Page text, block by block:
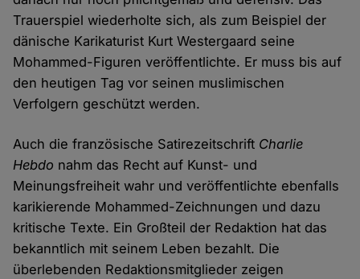
Trauerspiel wiederholte sich, als zum Beispiel der
dänische Karikaturist Kurt Westergaard seine
Mohammed-Figuren veröffentlichte. Er muss bis auf
den heutigen Tag vor seinen muslimischen
Verfolgern geschützt werden.
Auch die französische Satirezeitschrift Charlie
Hebdo nahm das Recht auf Kunst- und
Meinungsfreiheit wahr und veröffentlichte ebenfalls
karikierende Mohammed-Zeichnungen und dazu
kritische Texte. Ein Großteil der Redaktion hat das
bekanntlich mit seinem Leben bezahlt. Die
überlebenden Redaktionsmitglieder zeigen